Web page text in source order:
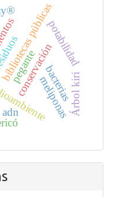
públicas
conservaciónmeliponas
bacterias
adn
potabilidad
Árbol kiri
pegante